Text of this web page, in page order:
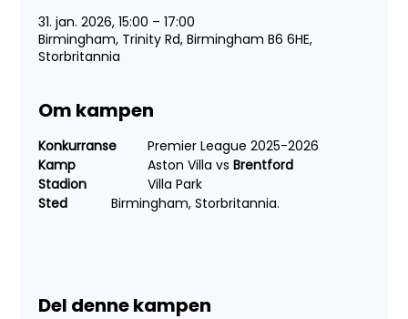
31. jan. 2026, 15:00 – 17:00
Birmingham, Trinity Rd, Birmingham B6 6HE,
Storbritannia
Om kampen
Konkurranse
	Premier League 2025-2026
Kamp
		Aston Villa vs
Brentford
	Villa Park
Sted
		Birmingham, Storbritannia.
Del denne kampen